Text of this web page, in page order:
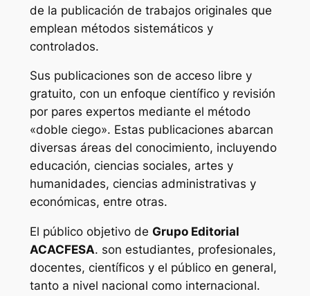
de la publicación de trabajos originales que
emplean métodos sistemáticos y
controlados.
Sus publicaciones son de acceso libre y
gratuito, con un enfoque científico y revisión
por pares expertos mediante el método
«doble ciego». Estas publicaciones abarcan
diversas áreas del conocimiento, incluyendo
educación, ciencias sociales, artes y
humanidades, ciencias administrativas y
económicas, entre otras.
El público objetivo de Grupo Editorial
ACACFESA. son estudiantes, profesionales,
docentes, científicos y el público en general,
tanto a nivel nacional como internacional.